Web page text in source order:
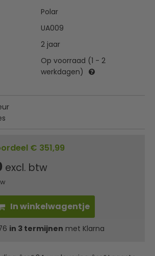
Polar
UA009
2 jaar
Op voorraad (1 - 2
werkdagen)
€ 351,99
excl. btw
In winkelwagentje
in 3 termijnen met Klarna